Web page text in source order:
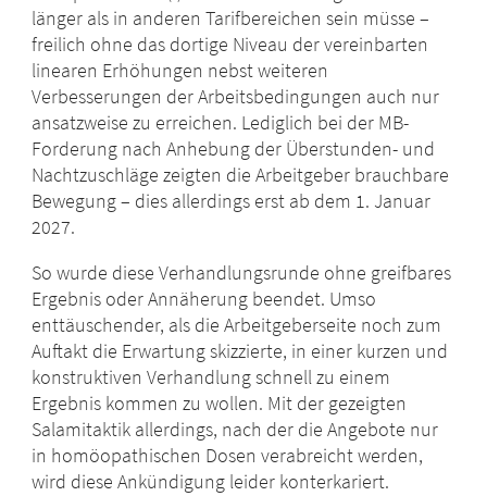
länger als in anderen Tarifbereichen sein müsse –
freilich ohne das dortige Niveau der vereinbarten
linearen Erhöhungen nebst weiteren
Verbesserungen der Arbeitsbedingungen auch nur
ansatzweise zu erreichen. Lediglich bei der MB-
Forderung nach Anhebung der Überstunden- und
Nachtzuschläge zeigten die Arbeitgeber brauchbare
Bewegung – dies allerdings erst ab dem 1. Januar
2027.
So wurde diese Verhandlungsrunde ohne greifbares
Ergebnis oder Annäherung beendet. Umso
enttäuschender, als die Arbeitgeberseite noch zum
Auftakt die Erwartung skizzierte, in einer kurzen und
konstruktiven Verhandlung schnell zu einem
Ergebnis kommen zu wollen. Mit der gezeigten
Salamitaktik allerdings, nach der die Angebote nur
in homöopathischen Dosen verabreicht werden,
wird diese Ankündigung leider konterkariert.